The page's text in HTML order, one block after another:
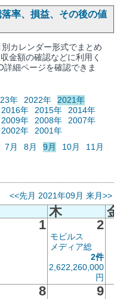
落率、損益、その後の値
カレンダー形式でまとめ
金額の確認などに利用く
細ページを確認できま
年 2022年
2021年
2016年 2015年
2014年
2009年 2008年
2007年
2002年
2001年
7月 8月 9月 10月
11月
<<先月 2021年09月 来月>>
木
金
1
2
モビルス
メディア総
2件
2,622,260,000
円
8
9